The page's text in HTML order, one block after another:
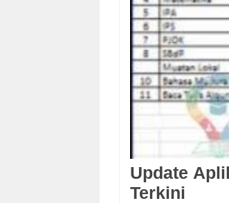
Update
Terkini